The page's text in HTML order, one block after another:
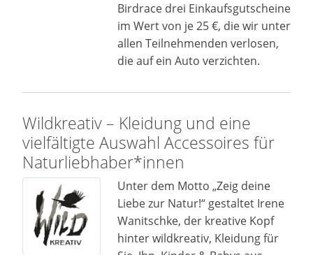
Birdrace drei Einkaufsgutscheine
im Wert von je 25 €, die wir unter
allen Teilnehmenden verlosen,
die auf ein Auto verzichten.
Wildkreativ – Kleidung und eine
vielfältigte Auswahl Accessoires für
Naturliebhaber*innen
Unter dem Motto „Zeig deine
Liebe zur Natur!“ gestaltet Irene
Wanitschke, der kreative Kopf
hinter wildkreativ, Kleidung für